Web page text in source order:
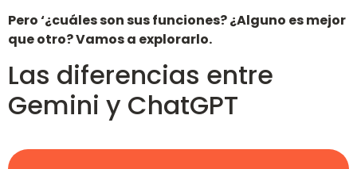
Pero ‘¿cuáles son sus funciones? ¿Alguno es mejor
que otro? Vamos a explorarlo.
Las diferencias entre
Gemini y ChatGPT